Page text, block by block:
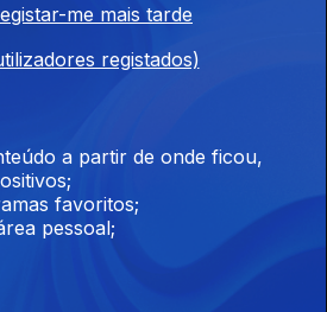
Portuguesa
me mais tarde
registados)
a partir de onde ficou,
favoritos;
pessoal;